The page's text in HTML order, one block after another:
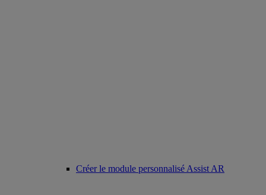
Créer le module personnalisé Assist AR